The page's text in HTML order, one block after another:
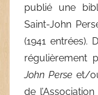
publié une
Saint-John
(1941 entrées).
régulièrement
John Perse et/
de